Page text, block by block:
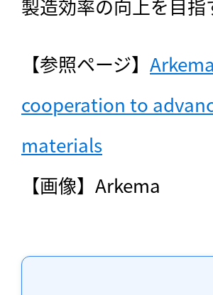
製造効率の向上を目指
【参照ページ】
cooperation to
materials
【画像】Arkema